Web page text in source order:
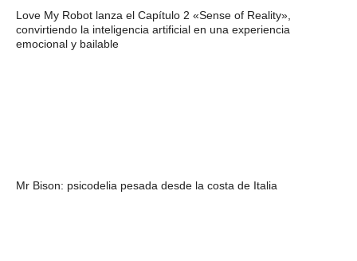
Love My Robot lanza el Capítulo 2 «Sense of Reality»,
convirtiendo la inteligencia artificial en una experiencia
emocional y bailable
Mr Bison: psicodelia pesada desde la costa de Italia